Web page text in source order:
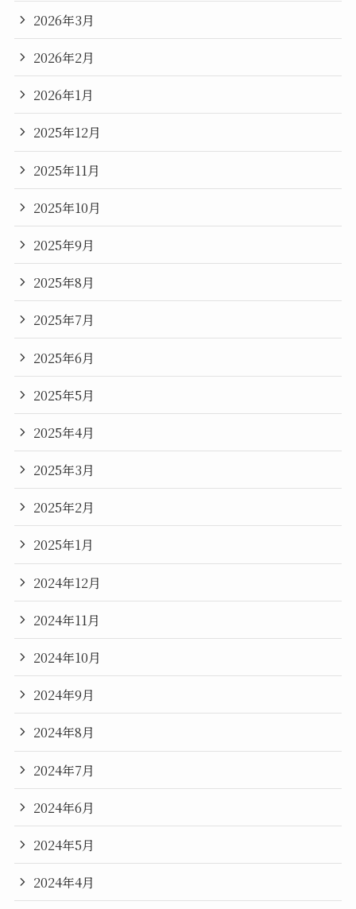
2026年3月
2026年2月
2026年1月
2025年12月
2025年11月
2025年10月
2025年9月
2025年8月
2025年7月
2025年6月
2025年5月
2025年4月
2025年3月
2025年2月
2025年1月
2024年12月
2024年11月
2024年10月
2024年9月
2024年8月
2024年7月
2024年6月
2024年5月
2024年4月